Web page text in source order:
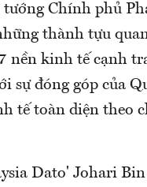
Chính phủ
thành tựu
nền kinh tế cạnh
sự đóng góp của
tế toàn diện theo
Dato' Johari